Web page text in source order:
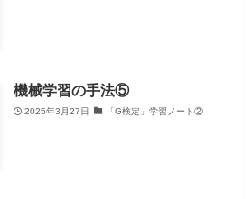
機械学習の手法⑤
2025年3月27日 「G検定」学習ノート②